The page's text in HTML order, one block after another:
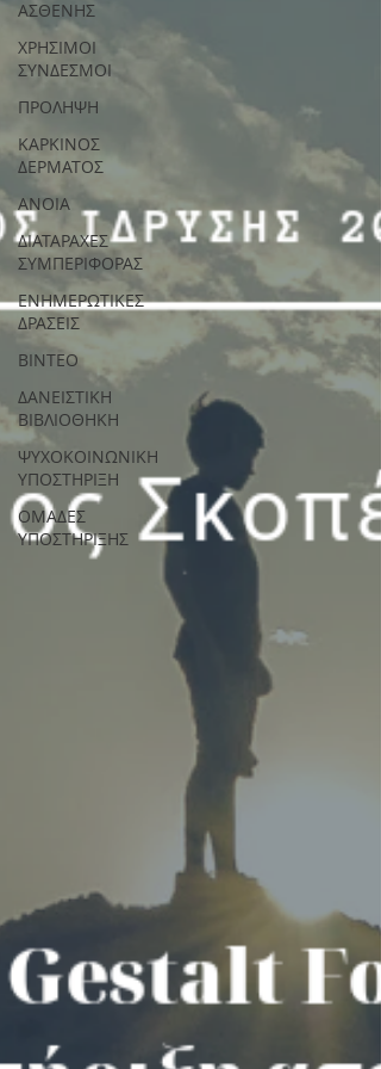
ΑΣΘΕΝΗΣ
ΧΡΗΣΙΜΟΙ
ΣΥΝΔΕΣΜΟΙ
ΠΡΟΛΗΨΗ
ΚΑΡΚΙΝΟΣ
ΔΕΡΜΑΤΟΣ
ΑΝΟΙΑ
ΔΙΑΤΑΡΑΧΕΣ
ΣΥΜΠΕΡΙΦΟΡΑΣ
ΕΝΗΜΕΡΩΤΙΚΕΣ
ΔΡΑΣΕΙΣ
ΒΙΝΤΕΟ
ΔΑΝΕΙΣΤΙΚΗ
ΒΙΒΛΙΟΘΗΚΗ
ΨΥΧΟΚΟΙΝΩΝΙΚΗ
ΥΠΟΣΤΗΡΙΞΗ
ΟΜΑΔΕΣ
ΥΠΟΣΤΗΡΙΞΗΣ